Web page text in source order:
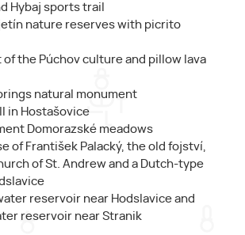
Hybaj sports trail
nature reserves with picrito
of the Púchov culture and pillow lava
natural monument
in Hostašovice
Domorazské meadows
of František Palacký, the old fojství,
of St. Andrew and a Dutch-type
reservoir near Hodslavice and
reservoir near Stranik